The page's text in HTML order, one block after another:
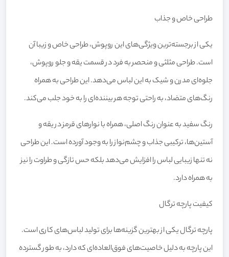
طراحی خاص و جذاب
یکی از برجسته‌ترین ویژگی‌های این روپوش، طراحی خاص و زیبا آن
است. طراحی مثلثی و منحصر به فرد در قسمت یقه و جلو روپوش،
جلوه‌ای مدرن و شیک به این لباس می‌دهد. این طراحی به همراه
رنگ‌های متضاد، به راحتی توجه هر بیننده‌ای را به خود جلب می‌کند.
رنگ سفید به عنوان رنگ اصلی، همراه با نوارهای قرمز در یقه و
آستین‌ها، ترکیبی جذاب و چشم‌نواز را به وجود آورده است. این طراحی
نه تنها زیبایی لباس را افزایش می‌دهد بلکه حس تازگی و طراوت را نیز
به همراه دارد.
کیفیت پارچه ترگال
پارچه ترگال یکی از بهترین گزینه‌ها برای تولید لباس‌های کاری است.
این پارچه به دلیل خاصیت‌های فوق‌العاده‌ای که دارد، به طور گسترده